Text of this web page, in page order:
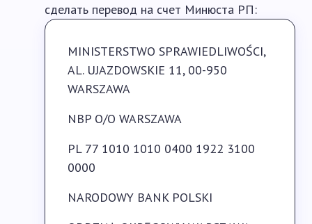
сделать перевод на счет Минюста РП:
MINISTERSTWO SPRAWIEDLIWOŚCI,
AL. UJAZDOWSKIE 11, 00-950
WARSZAWA
NBP O/O WARSZAWA
PL 77 1010 1010 0400 1922 3100
0000
NARODOWY BANK POLSKI